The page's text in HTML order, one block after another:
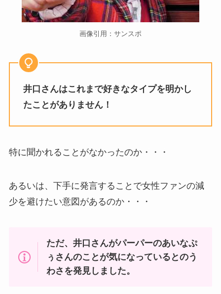
画像引用：サンスポ
井口さんはこれまで好きなタイプを明かし
たことがありません！
特に聞かれることがなかったのか・・・
あるいは、下手に発言することで女性ファンの減
少を避けたい意図があるのか・・・
ただ、井口さんがパーパーのあいなぷ
ぅさんのことが気になっているとのう
わさを発見しました。